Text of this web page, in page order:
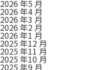
2026 年5 月
2026 年4 月
2026 年3 月
2026 年2 月
2026 年1 月
2025 年12 月
2025 年11 月
2025 年10 月
2025 年9 月